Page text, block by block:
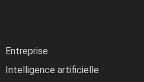
Entreprise
Intelligence artificielle